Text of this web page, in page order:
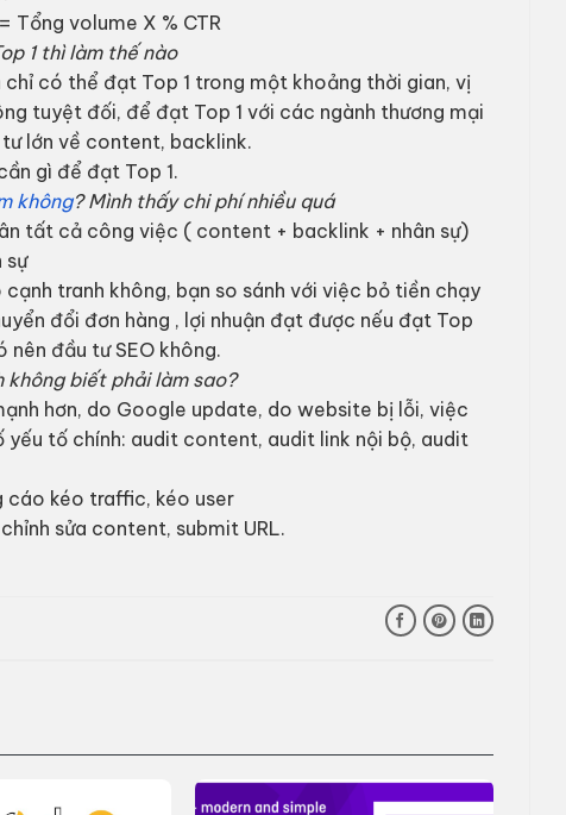
Tổng volume X % CTR
1 thì làm thế nào
chỉ có thể đạt Top 1 trong một khoảng thời gian, vị
tuyệt đối, để đạt Top 1 với các ngành thương mại
lớn về content, backlink.
gì để đạt Top 1.
không? Mình thấy chi phí nhiều quá
tất cả công việc ( content + backlink + nhân sự)
sự
tranh không, bạn so sánh với việc bỏ tiền chạy
đổi đơn hàng , lợi nhuận đạt được nếu đạt Top
đầu tư SEO không.
không biết phải làm sao?
hơn, do Google update, do website bị lỗi, việc
tố chính: audit content, audit link nội bộ, audit
cáo kéo traffic, kéo user
sửa content, submit URL.